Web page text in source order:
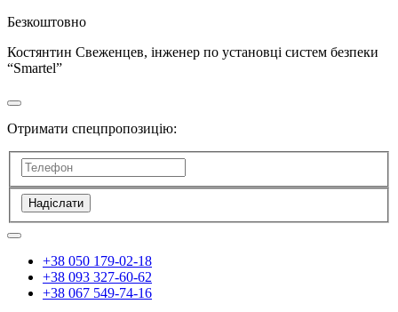
Безкоштовно
Костянтин Свеженцев, інженер по установці систем безпеки
“Smartel”
Отримати спецпропозицію:
Надіслати
+38 050 179-02-18
+38 093 327-60-62
+38 067 549-74-16